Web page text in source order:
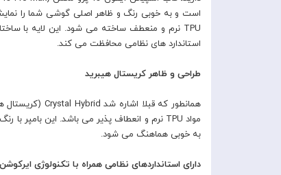
است و به خوبی رنگ و ظاهر اصلی گوشی شما را
استاندارد های نظامی محافظت می کند.
طراحی و ظاهر کریستال هیبرید
به خوبی هماهنگ می شود.
دارای استانداردهای نظامی همراه با تکنولوژی ایرکوشن